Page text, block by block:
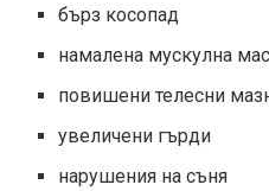
бърз косопад
намалена мускулна
повишени телесни
увеличени гърди
нарушения на съня